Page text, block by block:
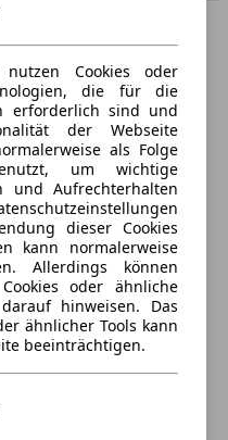
Cookies oder
die für die
erforderlich sind und
der Webseite
als Folge
um wichtige
und Aufrechterhalten
dieser Cookies
kann normalerweise
Allerdings können
oder ähnliche
hinweisen. Das
ähnlicher Tools kann
beeinträchtigen.